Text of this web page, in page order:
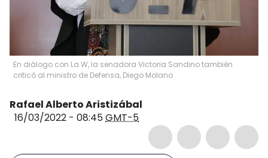
En diálogo con La W, la senadora Victoria Sandino también
criticó al ministro de Defensa, Diego Molano
Rafael Alberto Aristizábal
16/03/2022 - 08:45GMT-5